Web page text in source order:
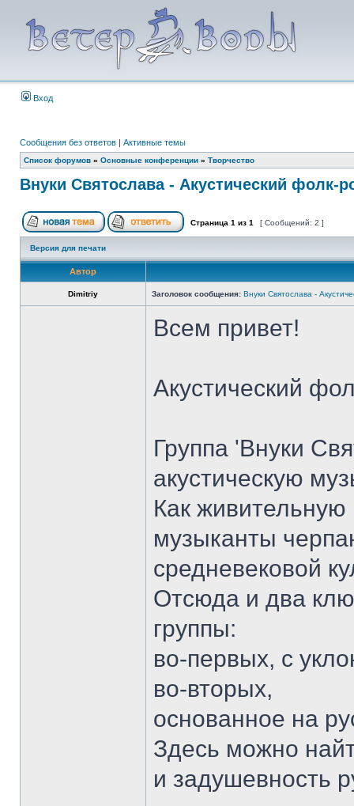
Вход
Сообщения без ответов | Активные темы
Список форумов » Основные конференции » Творчество
Внуки Святослава - Акустический фолк-
Страница 1 из 1 [ Сообщений: 2 ]
Версия для печати
Автор
Dimitriy Заголовок сообщения: Внуки Святослава -
Всем привет!
Акустический
Группа 'Внуки
акустическую
Как живительную
музыканты
средневековой
Отсюда и два
группы:
во-первых, с
во-вторых,
основанное на
Здесь можно
и задушевность